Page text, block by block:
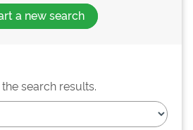
a new search
search results.